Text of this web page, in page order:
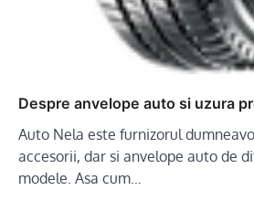
Despre anvelope auto si uzura
Auto Nela este furnizorul
accesorii, dar si anvelope auto de
modele. Asa cum…